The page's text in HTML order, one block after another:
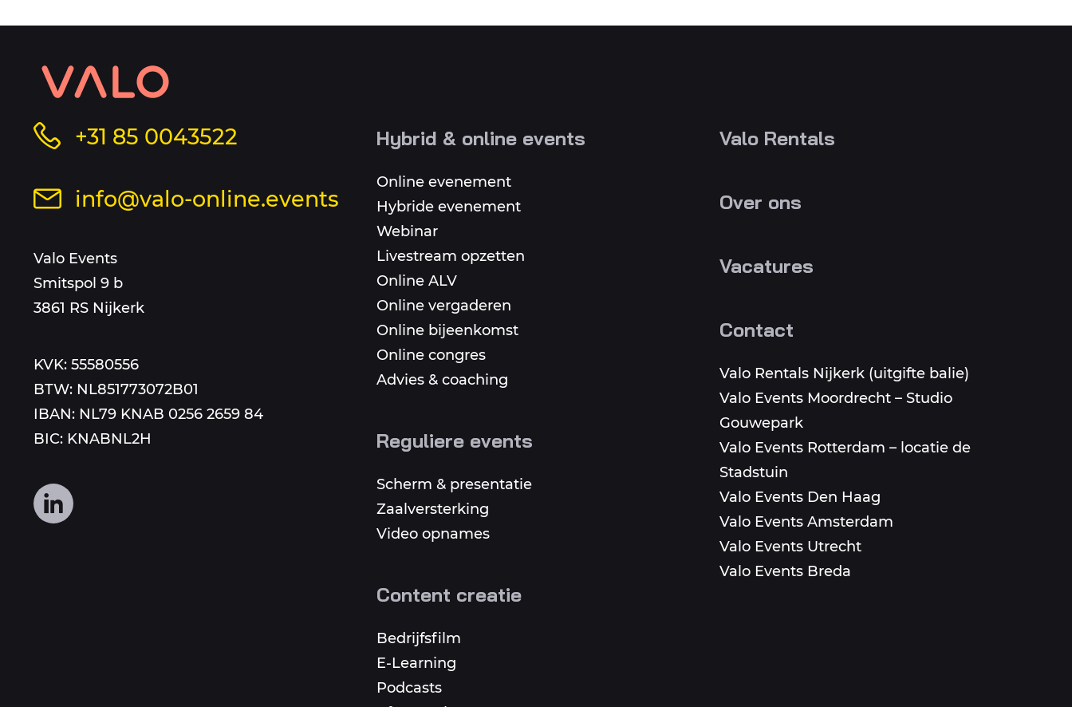
Contact
informatie
sitemap
+31 85 0043522
dit
Stuur
mail
aan
info@valo-online.events
Valo Events
Smitspol 9 b
3861 RS Nijkerk
KVK: 55580556
BTW: NL851773072B01
IBAN: NL79 KNAB 0256 2659 84
BIC: KNABNL2H
Volg
ons
Hybrid & online events
Online evenement
Hybride evenement
Webinar
Livestream opzetten
Online ALV
Online vergaderen
Online bijeenkomst
Online congres
Advies & coaching
Reguliere events
Scherm & presentatie
Zaalversterking
Video opnames
Content creatie
Bedrijfsfilm
E-Learning
Podcasts
Valo Rentals
Over ons
Vacatures
Contact
Valo Rentals Nijkerk (uitgifte balie)
Valo Events Moordrecht – Studio
Gouwepark
Valo Events Rotterdam – locatie de
Stadstuin
Valo Events Den Haag
Valo Events Amsterdam
Valo Events Utrecht
Valo Events Breda